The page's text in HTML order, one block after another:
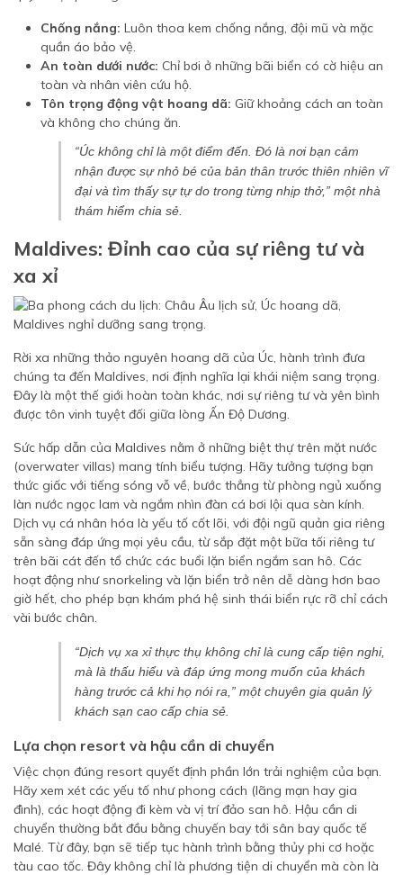
Chống nắng: Luôn thoa kem chống nắng, đội mũ và mặc
quần áo bảo vệ.
An toàn dưới nước: Chỉ bơi ở những bãi biển có cờ hiệu an
toàn và nhân viên cứu hộ.
Tôn trọng động vật hoang dã: Giữ khoảng cách an toàn
và không cho chúng ăn.
“Úc không chỉ là một điểm đến. Đó là nơi bạn cảm
nhận được sự nhỏ bé của bản thân trước thiên nhiên vĩ
đại và tìm thấy sự tự do trong từng nhịp thở,” một nhà
thám hiểm chia sẻ.
Maldives: Đỉnh cao của sự riêng tư và
xa xỉ
Rời xa những thảo nguyên hoang dã của Úc, hành trình đưa
chúng ta đến Maldives, nơi định nghĩa lại khái niệm sang trọng.
Đây là một thế giới hoàn toàn khác, nơi sự riêng tư và yên bình
được tôn vinh tuyệt đối giữa lòng Ấn Độ Dương.
Sức hấp dẫn của Maldives nằm ở những biệt thự trên mặt nước
(overwater villas) mang tính biểu tượng. Hãy tưởng tượng bạn
thức giấc với tiếng sóng vỗ về, bước thẳng từ phòng ngủ xuống
làn nước ngọc lam và ngắm nhìn đàn cá bơi lội qua sàn kính.
Dịch vụ cá nhân hóa là yếu tố cốt lõi, với đội ngũ quản gia riêng
sẵn sàng đáp ứng mọi yêu cầu, từ sắp đặt một bữa tối riêng tư
trên bãi cát đến tổ chức các buổi lặn biển ngắm san hô. Các
hoạt động như snorkeling và lặn biển trở nên dễ dàng hơn bao
giờ hết, cho phép bạn khám phá hệ sinh thái biển rực rỡ chỉ cách
vài bước chân.
“Dịch vụ xa xỉ thực thụ không chỉ là cung cấp tiện nghi,
mà là thấu hiểu và đáp ứng mong muốn của khách
hàng trước cả khi họ nói ra,” một chuyên gia quản lý
khách sạn cao cấp chia sẻ.
Lựa chọn resort và hậu cần di chuyển
Việc chọn đúng resort quyết định phần lớn trải nghiệm của bạn.
Hãy xem xét các yếu tố như phong cách (lãng mạn hay gia
đình), các hoạt động đi kèm và vị trí đảo san hô. Hậu cần di
chuyển thường bắt đầu bằng chuyến bay tới sân bay quốc tế
Malé. Từ đây, bạn sẽ tiếp tục hành trình bằng thủy phi cơ hoặc
tàu cao tốc. Đây không chỉ là phương tiện di chuyển mà còn là